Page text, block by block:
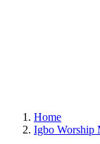
Home
Igbo Worship